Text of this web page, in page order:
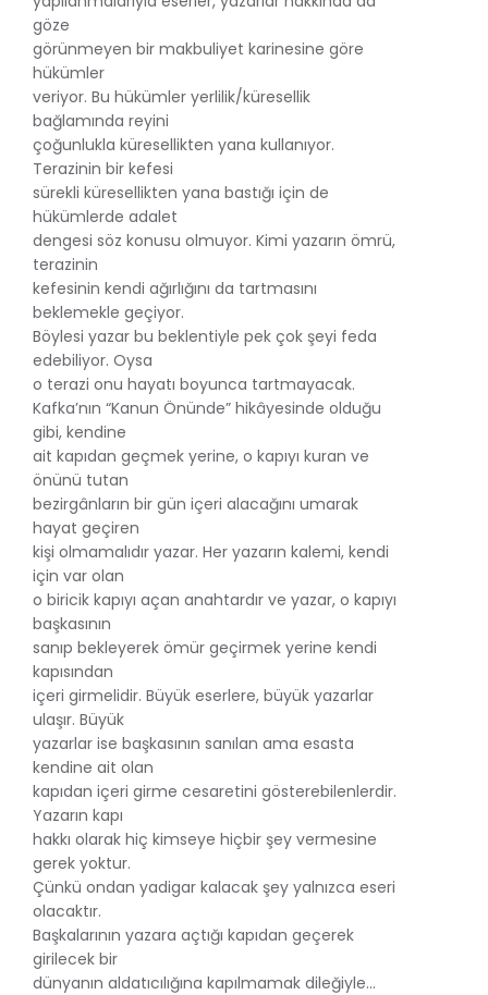
göze
görünmeyen bir makbuliyet karinesine göre
hükümler
veriyor. Bu hükümler yerlilik/küresellik
bağlamında reyini
çoğunlukla küresellikten yana kullanıyor.
Terazinin bir kefesi
sürekli küresellikten yana bastığı için de
hükümlerde adalet
dengesi söz konusu olmuyor. Kimi yazarın ömrü,
terazinin
kefesinin kendi ağırlığını da tartmasını
beklemekle geçiyor.
Böylesi yazar bu beklentiyle pek çok şeyi feda
edebiliyor. Oysa
o terazi onu hayatı boyunca tartmayacak.
Kafka’nın “Kanun Önünde” hikâyesinde olduğu
gibi, kendine
ait kapıdan geçmek yerine, o kapıyı kuran ve
önünü tutan
bezirgânların bir gün içeri alacağını umarak
hayat geçiren
kişi olmamalıdır yazar. Her yazarın kalemi, kendi
için var olan
o biricik kapıyı açan anahtardır ve yazar, o kapıyı
başkasının
sanıp bekleyerek ömür geçirmek yerine kendi
kapısından
içeri girmelidir. Büyük eserlere, büyük yazarlar
ulaşır. Büyük
yazarlar ise başkasının sanılan ama esasta
kendine ait olan
kapıdan içeri girme cesaretini gösterebilenlerdir.
Yazarın kapı
hakkı olarak hiç kimseye hiçbir şey vermesine
gerek yoktur.
Çünkü ondan yadigar kalacak şey yalnızca eseri
olacaktır.
Başkalarının yazara açtığı kapıdan geçerek
girilecek bir
dünyanın aldatıcılığına kapılmamak dileğiyle...